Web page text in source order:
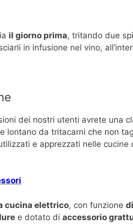
il giorno prima, tritando due
in infusione nel vino,
dei nostri utenti avrete una
lontano da tritacarni che non
e apprezzati nelle cucine
cucina elettrico, con funzione di
e dotato di accessorio